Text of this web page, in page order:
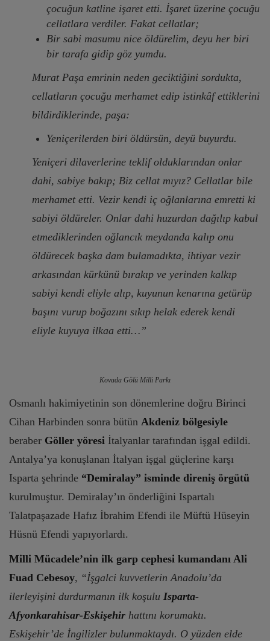
çocuğun katline işaret etti. İşaret üzerine çocuğu
cellatlara verdiler. Fakat cellatlar;
Bir sabi masumu nice öldürelim, deyu her biri
bir tarafa gidip göz yumdu.
Murat Paşa emrinin neden geciktiğini sordukta,
cellatların çocuğu merhamet edip istinkâf ettiklerini
bildirdiklerinde, paşa:
Yeniçerilerden biri öldürsün, deyü buyurdu.
Yeniçeri dilaverlerine teklif olduklarından onlar
dahi, sabiye bakıp; Biz cellat mıyız? Cellatlar bile
merhamet etti. Vezir kendi iç oğlanlarına emretti ki
sabiyi öldüreler. Onlar dahi huzurdan dağılıp kabul
etmediklerinden oğlancık meydanda kalıp onu
öldürecek başka dam bulamadıkta, ihtiyar vezir
arkasından kürkünü bırakıp ve yerinden kalkıp
sabiyi kendi eliyle alıp, kuyunun kenarına getürüp
başını vurup boğazını sıkıp helak ederek kendi
eliyle kuyuya ilkaa etti…”
Kovada Gölü Milli Parkı
Osmanlı hakimiyetinin son dönemlerine doğru Birinci
Cihan Harbinden sonra bütün Akdeniz bölgesiyle
beraber Göller yöresi İtalyanlar tarafından işgal edildi.
Antalya’ya konuşlanan İtalyan işgal güçlerine karşı
Isparta şehrinde “Demiralay” isminde direniş örgütü
kurulmuştur. Demiralay’ın önderliğini Ispartalı
Talatpaşazade Hafız İbrahim Efendi ile Müftü Hüseyin
Hüsnü Efendi yapıyorlardı.
Milli Mücadele’nin ilk garp cephesi kumandanı Ali
Fuad Cebesoy, “İşgalci kuvvetlerin Anadolu’da
ilerleyişini durdurmanın ilk koşulu Isparta-
Afyonkarahisar-Eskişehir hattını korumaktı.
Eskişehir’de İngilizler bulunmaktaydı. O yüzden elde